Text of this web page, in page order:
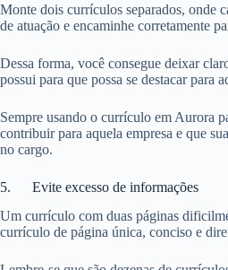
Monte dois currículos separados, onde
de atuação e encaminhe corretamente
Dessa forma, você consegue deixar
possui para que possa se destacar para
Sempre usando o currículo em Aurora
contribuir para aquela empresa e que
no cargo.
5. Evite excesso de informações
Um currículo com duas páginas
currículo de página única, conciso e